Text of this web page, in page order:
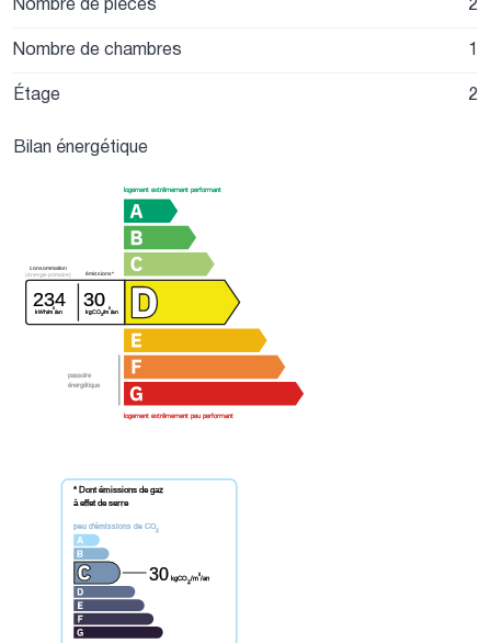
Nombre de chambres
1
Étage
2
Bilan énergétique
passoire
énergétique
logement extrêmement performant
logement extrêmement peu performant
consommation
(énergie primaire)
234
kWh/m²/an
émissions*
30
kgCO2/m
²
/an
* Dont émissions de gaz
à effet de serre
peu d'émissions de CO2
30 kgCO2/m²/an